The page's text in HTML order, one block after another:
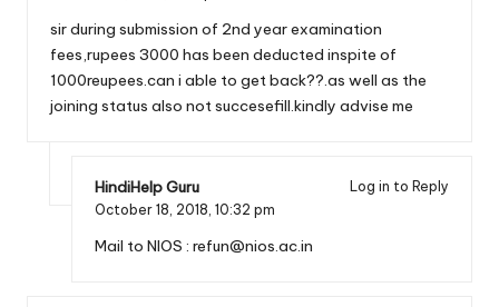
sir during submission of 2nd year examination
fees,rupees 3000 has been deducted inspite of
1000reupees.can i able to get back??.as well as the
joining status also not succesefill.kindly advise me
HindiHelp Guru
Log in to Reply
October 18, 2018, 10:32 pm
Mail to NIOS : refun@nios.ac.in